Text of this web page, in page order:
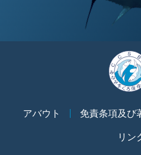
アバウト 免責条項及び
リン